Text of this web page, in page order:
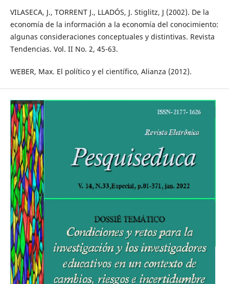
VILASECA, J., TORRENT J., LLADÓS, J. Stiglitz, J (2002). De la
economía de la información a la economía del conocimiento:
algunas consideraciones conceptuales y distintivas. Revista
Tendencias. Vol. II No. 2, 45-63.
WEBER, Max. El político y el científico, Alianza (2012).